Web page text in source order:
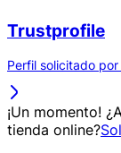
Trustprofile
Perfil solicitado
¡Un momento!
tienda online?